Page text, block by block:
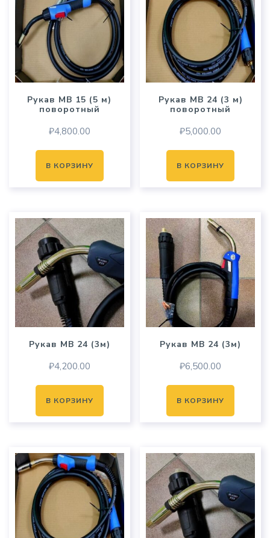
Рукав MB 15 (5 м)
поворотный
₽4,800.00
В КОРЗИНУ
Рукав MB 24 (3 м)
поворотный
₽5,000.00
В КОРЗИНУ
Рукав MB 24 (3м)
₽4,200.00
В КОРЗИНУ
Рукав MB 24 (3м)
₽6,500.00
В КОРЗИНУ